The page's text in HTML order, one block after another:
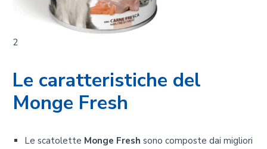
2
Le caratteristiche del
Monge Fresh
Le scatolette Monge Fresh sono composte dai migliori